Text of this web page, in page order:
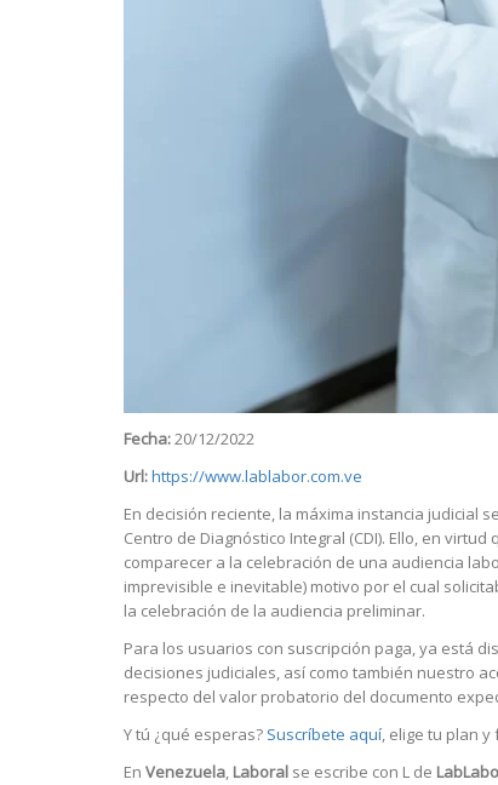
Fecha:20/12/2022
Url:https://www.lablabor.com.ve
En decisión reciente, la máxima instancia judicial
Centro de Diagnóstico Integral (CDI). Ello, en
comparecer a la celebración de una audiencia
imprevisible e inevitable) motivo por el cual
la celebración de la audiencia preliminar.
Para los usuarios con suscripción paga, ya está
decisiones judiciales, así como también nuestro
respecto del valor probatorio del documento
Y tú ¿qué esperas? Suscríbete aquí, elige tu plan
En Venezuela, Laboral se escribe con L de